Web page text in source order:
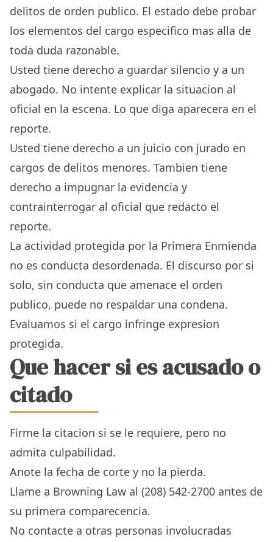
delitos de orden publico. El estado debe probar
los elementos del cargo especifico mas alla de
toda duda razonable.
Usted tiene derecho a guardar silencio y a un
abogado. No intente explicar la situacion al
oficial en la escena. Lo que diga aparecera en el
reporte.
Usted tiene derecho a un juicio con jurado en
cargos de delitos menores. Tambien tiene
derecho a impugnar la evidencia y
contrainterrogar al oficial que redacto el
reporte.
La actividad protegida por la Primera Enmienda
no es conducta desordenada. El discurso por si
solo, sin conducta que amenace el orden
publico, puede no respaldar una condena.
Evaluamos si el cargo infringe expresion
protegida.
Que hacer si es acusado o
citado
Firme la citacion si se le requiere, pero no
admita culpabilidad.
Anote la fecha de corte y no la pierda.
Llame a Browning Law al (208) 542-2700 antes de
su primera comparecencia.
No contacte a otras personas involucradas